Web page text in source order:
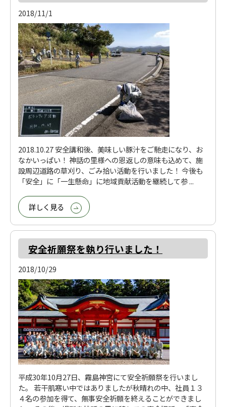
2018/11/1
2018.10.27 安全講和後、美味しい豚汁をご馳走になり、お
なかいっぱい！ 神話の里様への恩返しの意味も込めて、施
設周辺道路の草刈り、ごみ拾い活動を行いました！ 今後も
「安全」に「一生懸命」に地域貢献活動を継続して参 ...
詳しく見る
安全祈願祭を執り行いました！
2018/10/29
平成30年10月27日、霧島神宮にて安全祈願祭を行いまし
た。 若干肌寒い中ではありましたが秋晴れの中、社員１３
４名の参加を得て、無事安全祈願を終えることができまし